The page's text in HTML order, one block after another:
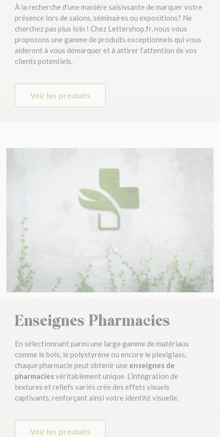
À la recherche d’une manière saisissante de marquer votre
présence lors de salons, séminaires ou expositions? Ne
cherchez pas plus loin ! Chez Lettershop.fr, nous vous
proposons une gamme de produits exceptionnels qui vous
aideront à vous démarquer et à attirer l’attention de vos
clients potentiels.
Voir les produits
Enseignes Pharmacies
En sélectionnant parmi une large gamme de matériaux
comme le bois, le polystyrène ou encore le plexiglass,
chaque pharmacie peut obtenir une enseignes de
pharmaciesvéritablement unique. L’intégration de
textures et reliefs variés crée des effets visuels
captivants, renforçant ainsi votre identité visuelle.
Voir les produits